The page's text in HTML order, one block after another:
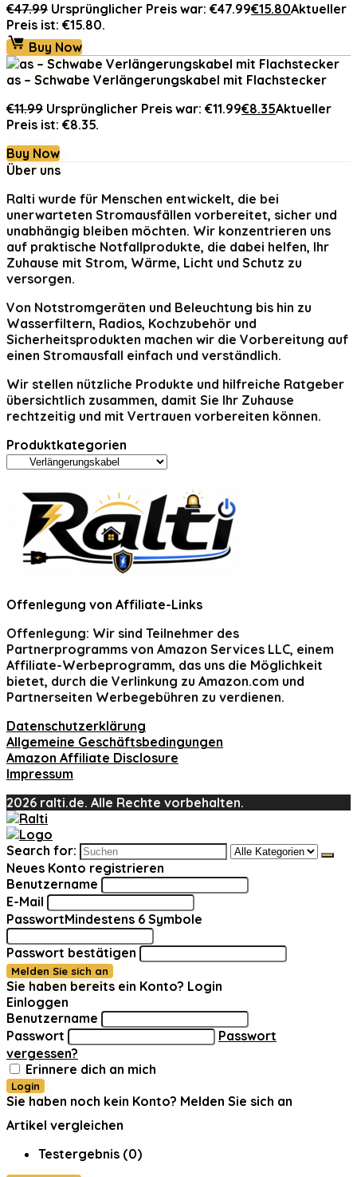
€47.99 Ursprünglicher Preis war: €47.99€15.80Aktueller
Preis ist: €15.80.
Buy Now
as – Schwabe Verlängerungskabel mit Flachstecker
€11.99 Ursprünglicher Preis war: €11.99€8.35Aktueller
Preis ist: €8.35.
Buy Now
Über uns
Ralti wurde für Menschen entwickelt, die bei
unerwarteten Stromausfällen vorbereitet, sicher und
unabhängig bleiben möchten. Wir konzentrieren uns
auf praktische Notfallprodukte, die dabei helfen, Ihr
Zuhause mit Strom, Wärme, Licht und Schutz zu
versorgen.
Von Notstromgeräten und Beleuchtung bis hin zu
Wasserfiltern, Radios, Kochzubehör und
Sicherheitsprodukten machen wir die Vorbereitung auf
einen Stromausfall einfach und verständlich.
Wir stellen nützliche Produkte und hilfreiche Ratgeber
übersichtlich zusammen, damit Sie Ihr Zuhause
rechtzeitig und mit Vertrauen vorbereiten können.
Produktkategorien
Offenlegung von Affiliate-Links
Offenlegung: Wir sind Teilnehmer des
Partnerprogramms von Amazon Services LLC, einem
Affiliate-Werbeprogramm, das uns die Möglichkeit
bietet, durch die Verlinkung zu Amazon.com und
Partnerseiten Werbegebühren zu verdienen.
Datenschutzerklärung
Allgemeine Geschäftsbedingungen
Amazon Affiliate Disclosure
Impressum
2026 ralti.de. Alle Rechte vorbehalten.
Search for:
Neues Konto registrieren
Benutzername
E-Mail
PasswortMindestens 6 Symbole
Passwort bestätigen
Melden Sie sich an
Sie haben bereits ein Konto? Login
Einloggen
Benutzername
Passwort
Passwort
vergessen?
Erinnere dich an mich
Login
Sie haben noch kein Konto? Melden Sie sich an
Artikel vergleichen
Testergebnis (0)